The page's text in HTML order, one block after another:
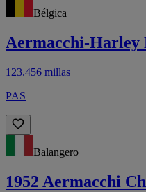
Bélgica
Aermacchi-Harley
123.456 millas
PAS
Balangero
1952 Aermacchi